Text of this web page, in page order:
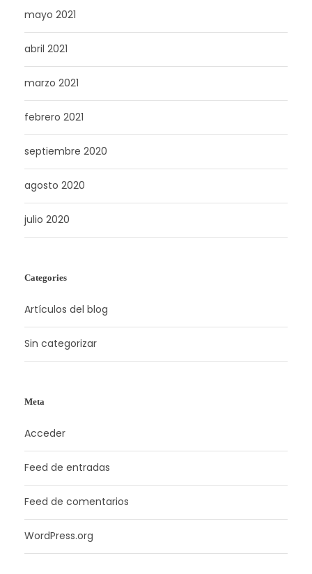
mayo 2021
abril 2021
marzo 2021
febrero 2021
septiembre 2020
agosto 2020
julio 2020
Categories
Artículos del blog
Sin categorizar
Meta
Acceder
Feed de entradas
Feed de comentarios
WordPress.org